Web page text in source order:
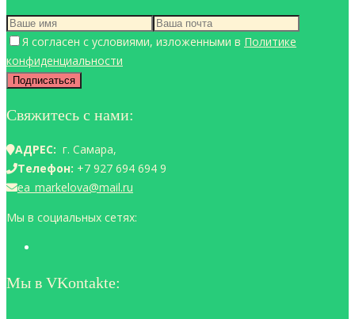
Я согласен с условиями, изложенными в Политике
конфиденциальности
Свяжитесь с нами:
АДРЕС: г. Самара,
Телефон: +7 927 694 694 9
ea_markelova@mail.ru
Мы в социальных сетях:
Мы в VKontakte: